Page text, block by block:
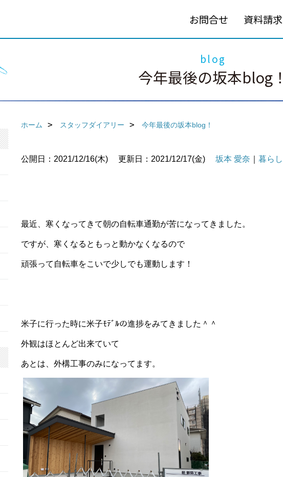
お問合せ 資料請求
blog
今年最後の坂本blog！
ホーム スタッフダイアリー 今年最後の坂本blog！
公開日：2021/12/16(木) 更新日：2021/12/17(金) 坂本 愛奈 暮らし
最近、寒くなってきて朝の自転車通勤が苦になってきました。
ですが、寒くなるともっと動かなくなるので
頑張って自転車をこいで少しでも運動します！
米子に行った時に米子ﾓﾃﾞﾙの進捗をみてきました＾＾
外観はほとんど出来ていて
あとは、外構工事のみになってます。